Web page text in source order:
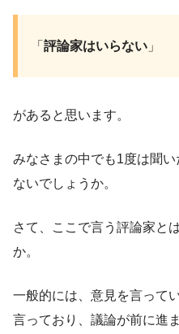
「 評論家はいらない 」
があると思います。
みなさまの中でも1度は聞
ないでしょうか。
さて、ここで言う評論家と
か。
一般的には、意見を言って
言っており、議論が前に進